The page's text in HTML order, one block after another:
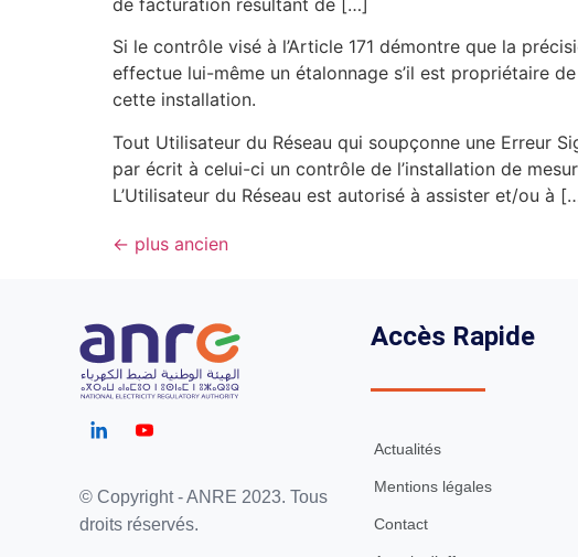
Si le contrôle visé à l’‎Article 171 démontre que la
effectue lui-même un étalonnage s’il est propriétaire
cette installation.
Tout Utilisateur du Réseau qui soupçonne une Erreur
par écrit à celui-ci un contrôle de l’installation de
L’Utilisateur du Réseau est autorisé à assister et/ou à
← plus ancien
© Copyright - ANRE 2023. Tous
droits réservés.
Accès Rapide
Actualités
Mentions légales
Contact